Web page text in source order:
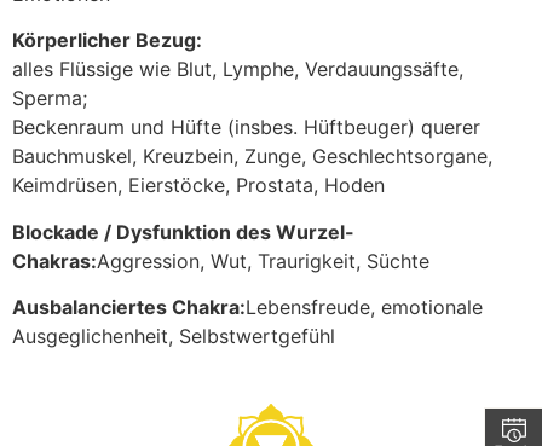
Körperlicher Bezug:
alles Flüssige wie Blut, Lymphe, Verdauungssäfte,
Sperma;
Beckenraum und Hüfte (insbes. Hüftbeuger) querer
Bauchmuskel, Kreuzbein, Zunge, Geschlechtsorgane,
Keimdrüsen, Eierstöcke, Prostata, Hoden
Blockade / Dysfunktion des Wurzel-
Chakras:Aggression, Wut, Traurigkeit, Süchte
Ausbalanciertes Chakra:Lebensfreude, emotionale
Ausgeglichenheit, Selbstwertgefühl